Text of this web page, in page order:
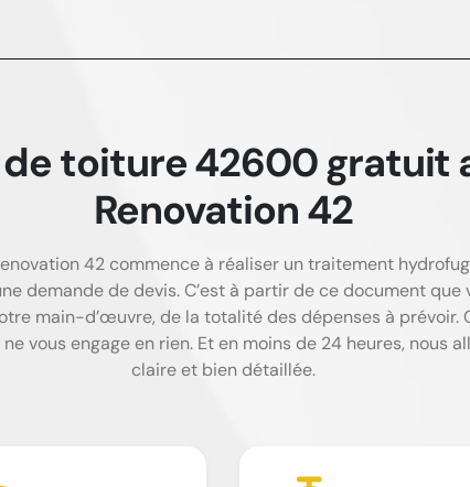
toiture 42600 gratuit
Renovation 42
42 commence à réaliser un traitement
demande de devis. C’est à partir de ce document
main-d’œuvre, de la totalité des dépenses à prévoir.
vous engage en rien. Et en moins de 24 heures, nous
claire et bien détaillée.